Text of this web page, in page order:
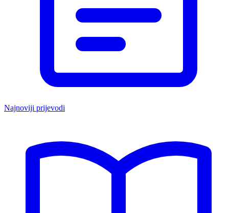
Najnoviji prijevodi